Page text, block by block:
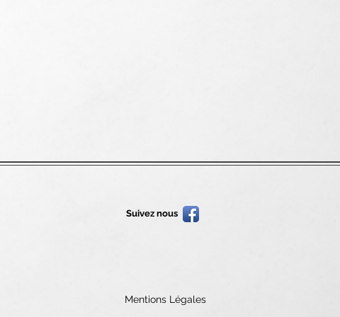
Suivez nous
Mentions Légales